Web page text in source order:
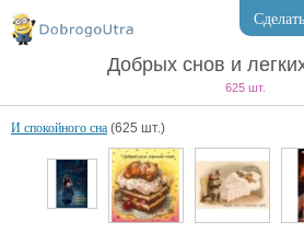
Сделать
Добрых снов и
625 шт.
И спокойного сна (625 шт.)